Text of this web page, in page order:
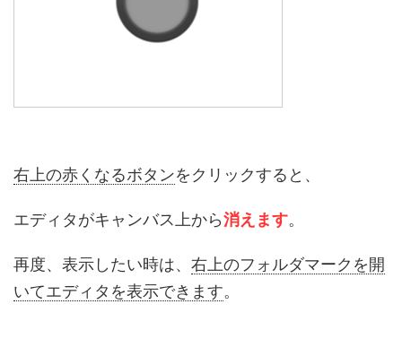
右上の赤くなるボタンをクリックすると、
エディタがキャンバス上から消えます。
再度、表示したい時は、 右上のフォルダマークを開
いてエディタを表示できます。